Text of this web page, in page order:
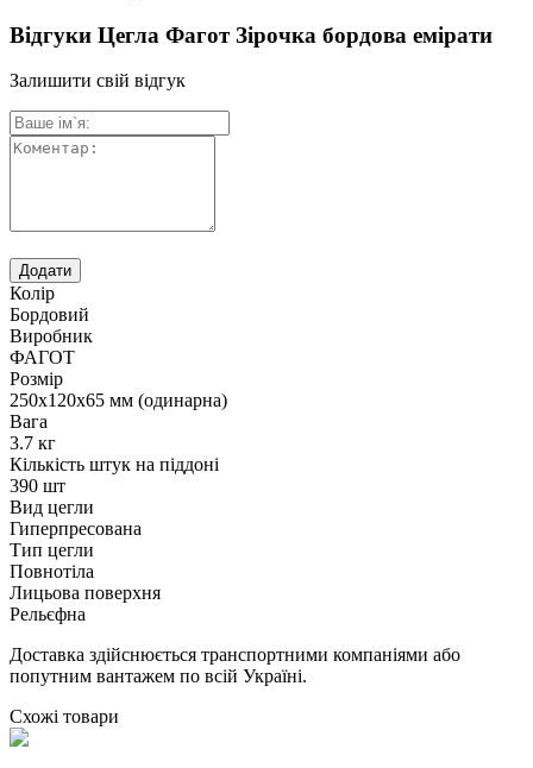
Відгуки Цегла Фагот Зірочка бордова емірати
Залишити свій відгук
Колір
Бордовий
Виробник
ФАГОТ
Розмір
250х120х65 мм (одинарна)
Вага
3.7 кг
Кількість штук на піддоні
390 шт
Вид цегли
Гиперпресована
Тип цегли
Повнотіла
Лицьова поверхня
Рельєфна
Доставка здійснюється транспортними компаніями або
попутним вантажем по всій Україні.
Схожі товари